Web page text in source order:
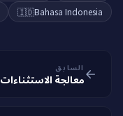
🇮🇩Bahasa Indonesia
السابق
معالجة الاستثناءات